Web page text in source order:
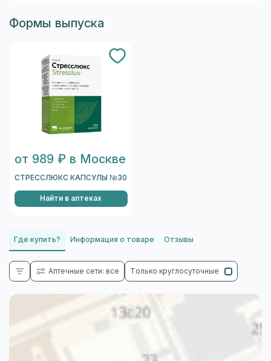
Формы выпуска
от 989 ₽ в Москве
СТРЕССЛЮКС КАПСУЛЫ №30
Найти в аптеках
Где купить? Информация о товаре Отзывы
Аптечные сети: все Только круглосуточные